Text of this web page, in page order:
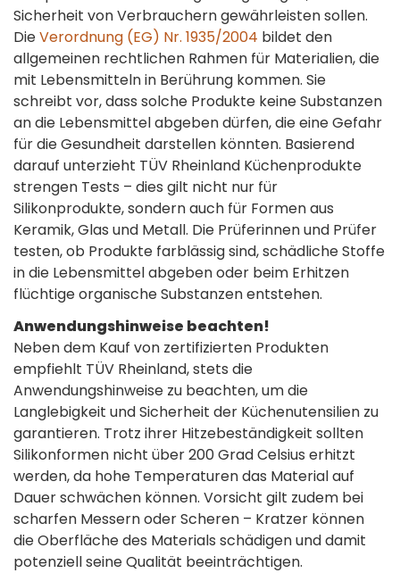
Sicherheit von Verbrauchern gewährleisten sollen.
DieVerordnung (EG) Nr. 1935/2004 bildet den
allgemeinen rechtlichen Rahmen für Materialien, die
mit Lebensmitteln in Berührung kommen. Sie
schreibt vor, dass solche Produkte keine Substanzen
an die Lebensmittel abgeben dürfen, die eine Gefahr
für die Gesundheit darstellen könnten. Basierend
darauf unterzieht TÜV Rheinland Küchenprodukte
strengen Tests – dies gilt nicht nur für
Silikonprodukte, sondern auch für Formen aus
Keramik, Glas und Metall. Die Prüferinnen und Prüfer
testen, ob Produkte farblässig sind, schädliche Stoffe
in die Lebensmittel abgeben oder beim Erhitzen
flüchtige organische Substanzen entstehen.
Anwendungshinweise beachten!
Neben dem Kauf von zertifizierten Produkten
empfiehlt TÜV Rheinland, stets die
Anwendungshinweise zu beachten, um die
Langlebigkeit und Sicherheit der Küchenutensilien zu
garantieren. Trotz ihrer Hitzebeständigkeit sollten
Silikonformen nicht über 200 Grad Celsius erhitzt
werden, da hohe Temperaturen das Material auf
Dauer schwächen können. Vorsicht gilt zudem bei
scharfen Messern oder Scheren – Kratzer können
die Oberfläche des Materials schädigen und damit
potenziell seine Qualität beeinträchtigen.